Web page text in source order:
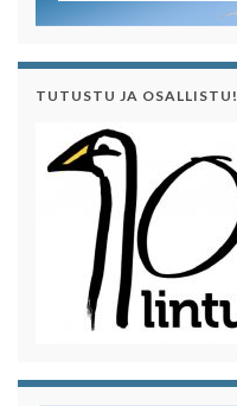
TUTUSTU JA OSALLISTU!